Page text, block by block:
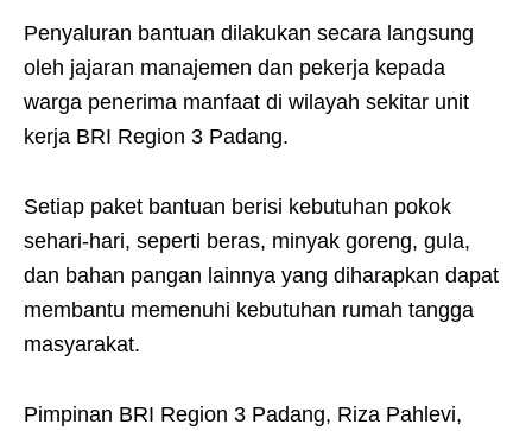
Penyaluran bantuan dilakukan secara langsung
oleh jajaran manajemen dan pekerja kepada
warga penerima manfaat di wilayah sekitar unit
kerja BRI Region 3 Padang.
Setiap paket bantuan berisi kebutuhan pokok
sehari-hari, seperti beras, minyak goreng, gula,
dan bahan pangan lainnya yang diharapkan dapat
membantu memenuhi kebutuhan rumah tangga
masyarakat.
Pimpinan BRI Region 3 Padang, Riza Pahlevi,